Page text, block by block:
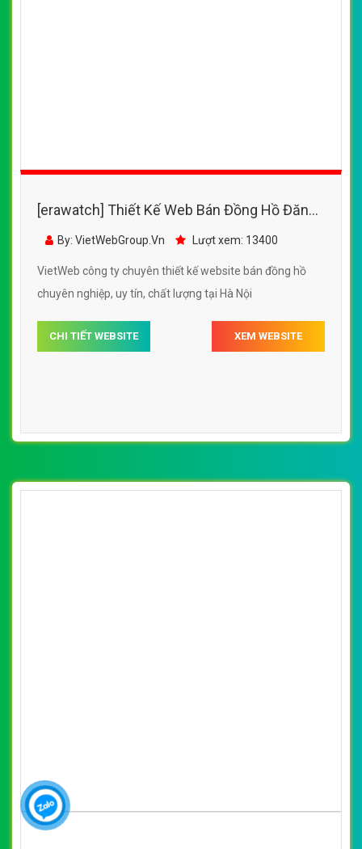
[erawatch] Thiết Kế Web Bán Đồng Hồ Đăng
Quang đẹp, chuyên nghiệp chuẩn SEO
By: VietWebGroup.Vn Lượt xem: 13400
VietWeb công ty chuyên thiết kế website bán đồng hồ
chuyên nghiệp, uy tín, chất lượng tại Hà Nội
CHI TIẾT WEBSITE XEM WEBSITE